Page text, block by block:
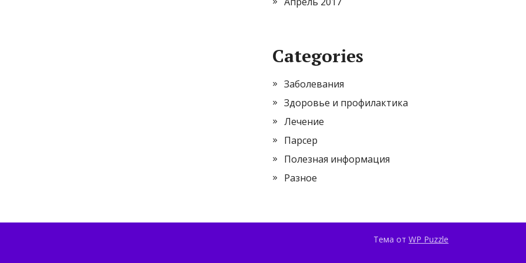
Categories
Заболевания
Здоровье и профилактика
Лечение
Парсер
Полезная информация
Разное
Тема от WP Puzzle